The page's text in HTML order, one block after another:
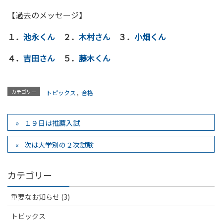
【過去のメッセージ】
１． 池永くん ２． 木村さん ３． 小畑くん
４． 吉田さん ５． 藤木くん
カテゴリー トピックス , 合格
１９日は推薦入試
次は大学別の２次試験
カテゴリー
重要なお知らせ (3)
トピックス